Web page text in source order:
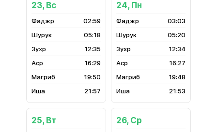
23, Вс
02:59
05:18
12:35
16:29
19:50
21:57
24, Пн
03:03
05:20
12:34
16:27
19:48
21:53
25, Вт 26, Ср